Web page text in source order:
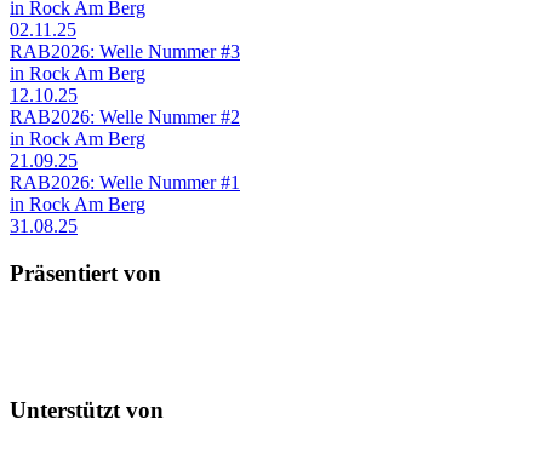
in Rock Am Berg
02.11.25
RAB2026: Welle Nummer #3
in Rock Am Berg
12.10.25
RAB2026: Welle Nummer #2
in Rock Am Berg
21.09.25
RAB2026: Welle Nummer #1
in Rock Am Berg
31.08.25
Präsentiert von
Unterstützt von